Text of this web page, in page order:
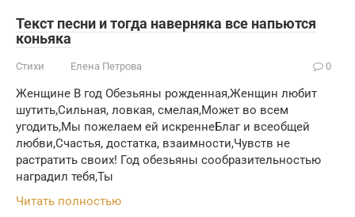
Текст песни и тогда наверняка все напьются
коньяка
Стихи Елена Петрова 0
Женщине В год Обезьяны рожденная,Женщин любит
шутить,Сильная, ловкая, смелая,Может во всем
угодить,Мы пожелаем ей искреннеБлаг и всеобщей
любви,Счастья, достатка, взаимности,Чувств не
растратить своих! Год обезьяны сообразительностью
наградил тебя,Ты
Читать полностью